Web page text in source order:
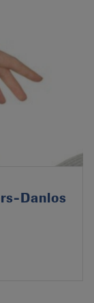
Danlos